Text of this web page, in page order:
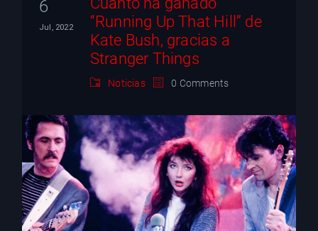
6
Jul, 2022
“Running Up That Hill” de
Kate Bush, gracias a
Stranger Things
Noticias 0 Comments